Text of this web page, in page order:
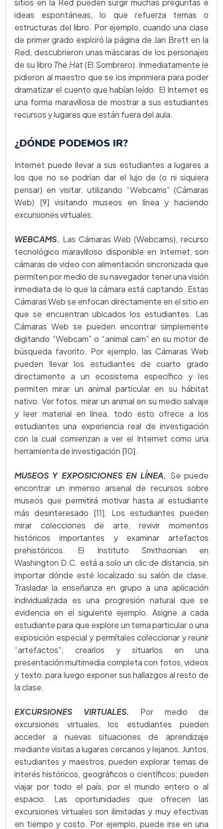
sitios en la Red pueden surgir muchas preguntas e
ideas espontáneas, lo que refuerza temas o
estructuras del libro. Por ejemplo, cuando una clase
de primer grado exploró la página de Jan Brett en la
Red, descubrieron unas máscaras de los personajes
de su libro The Hat(El Sombrero). Inmediatamente le
pidieron al maestro que se los imprimiera para poder
dramatizar el cuento que habían leído. El Internet es
una forma maravillosa de mostrar a sus estudiantes
recursos y lugares que están fuera del aula.
¿DÓNDE PODEMOS IR?
Internet puede llevar a sus estudiantes a lugares a
los que no se podrían dar el lujo de (o ni siquiera
pensar) en visitar, utilizando “Webcams” (Cámaras
Web) [9] visitando museos en línea y haciendo
excursiones virtuales.
WEBCAMS. Las Cámaras Web (Webcams), recurso
tecnológico maravilloso disponible en Internet, son
cámaras de video con alimentación sincronizada que
permiten por medio de su navegador tener una visión
inmediata de lo que la cámara está captando. Estas
Cámaras Web se enfocan directamente en el sitio en
que se encuentran ubicados los estudiantes. Las
Cámaras Web se pueden encontrar simplemente
digitando “Webcam” o “animal cam” en su motor de
búsqueda favorito. Por ejemplo, las Cámaras Web
pueden llevar los estudiantes de cuarto grado
directamente a un ecosistema específico y les
permiten mirar un animal particular en su hábitat
nativo. Ver fotos, mirar un animal en su medio salvaje
y leer material en línea, todo esto ofrece a los
estudiantes una experiencia real de investigación
con la cual comienzan a ver el Internet como una
herramienta de investigación [10].
MUSEOS Y EXPOSICIONES EN LÍNEA. Se puede
encontrar un inmenso arsenal de recursos sobre
museos que permitirá motivar hasta al estudiante
más desinteresado [11]. Los estudiantes pueden
mirar colecciones de arte, revivir momentos
históricos importantes y examinar artefactos
prehistóricos. El Instituto Smithsonian en
Washington D.C. está a solo un clic de distancia, sin
importar dónde esté localizado su salón de clase.
Trasladar la enseñanza en grupo a una aplicación
individualizada es una progresión natural que se
evidencia en el siguiente ejemplo. Asigne a cada
estudiante para que explore un tema particular o una
exposición especial y permítales coleccionar y reunir
“artefactos”; crearlos y situarlos en una
presentación multimedia completa con fotos, videos
y texto, para luego exponer sus hallazgos al resto de
la clase.
EXCURSIONES VIRTUALES. Por medio de
excursiones virtuales, los estudiantes pueden
acceder a nuevas situaciones de aprendizaje
mediante visitas a lugares cercanos y lejanos. Juntos,
estudiantes y maestros, pueden explorar temas de
interés históricos, geográficos o científicos; pueden
viajar por todo el país, por el mundo entero o al
espacio. Las oportunidades que ofrecen las
excursiones virtuales son ilimitadas y muy efectivas
en tiempo y costo. Por ejemplo, puede irse en una